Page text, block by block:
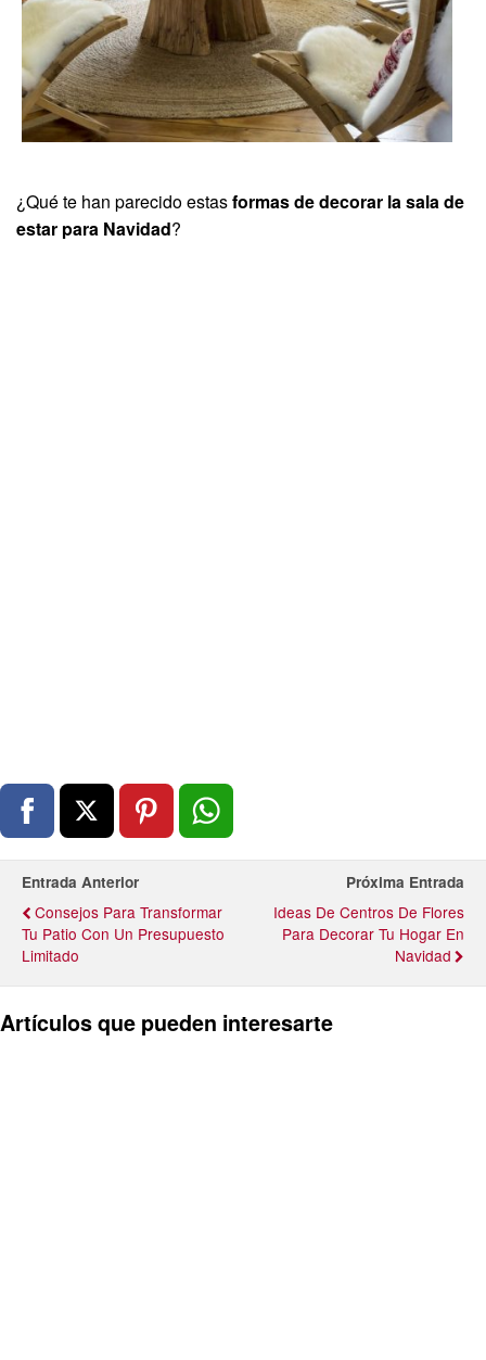
¿Qué te han parecido estasformas de decorar la sala de
estar para Navidad?
Entrada Anterior
Consejos Para Transformar
Tu Patio Con Un Presupuesto
Limitado
Próxima Entrada
Ideas De Centros De Flores
Para Decorar Tu Hogar En
Navidad
Artículos que pueden interesarte